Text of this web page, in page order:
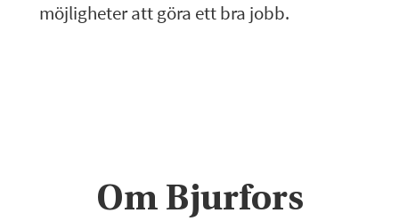
möjligheter att göra ett bra jobb.
Om Bjurfors